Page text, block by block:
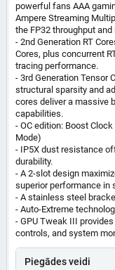
powerful fans AAA
Ampere Streaming
the FP32 throughput
- 2nd Generation RT
Cores, plus concurrent
tracing performance.
- 3rd Generation Tensor
structural sparsity and
cores deliver a massive
capabilities.
- OC edition: Boost
Mode)
- IP5X dust resistance
durability.
- A 2-slot design
superior performance in
- A stainless steel
- Auto-Extreme
- GPU Tweak III
controls, and system
Piegādes veidi